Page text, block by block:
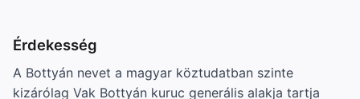
Érdekesség
A Bottyán nevet a magyar köztudatban szinte
kizárólag Vak Bottyán kuruc generális alakja tartja